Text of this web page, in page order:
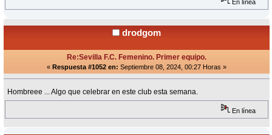
En línea
drodgom
Re:Sevilla F.C. Femenino. Primer equipo.
« Respuesta #1052 en: Septiembre 08, 2024, 00:27 Horas »
Hombreee ... Algo que celebrar en este club esta semana.
En línea